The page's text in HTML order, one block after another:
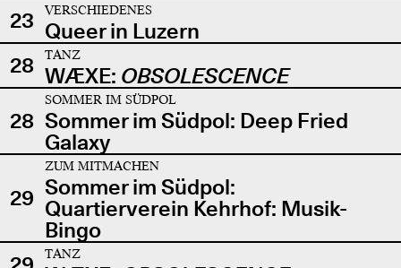
23
VERSCHIEDENES
Queer in Luzern
28
TANZ
WÆXE: OBSOLESCENCE
28
SOMMER IM SÜDPOL
Sommer im Südpol: Deep Fried
Galaxy
29
ZUM MITMACHEN
Sommer im Südpol:
Quartierverein Kehrhof: Musik-
Bingo
TANZ